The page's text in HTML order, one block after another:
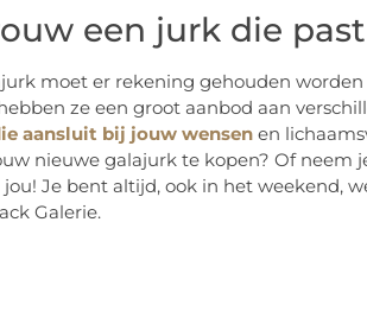
een jurk die past
moet er rekening gehouden
ze een groot aanbod aan
aansluit bij jouw wensenen
nieuwe galajurk te kopen? Of neem
jou! Je bent altijd, ook in het weekend,
Galerie.